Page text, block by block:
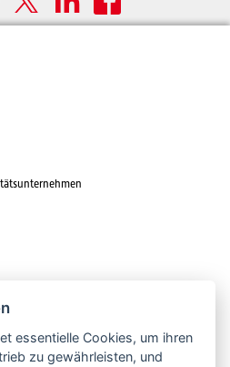
abonnieren
essentielle Cookies, um ihren
zu gewährleisten, und